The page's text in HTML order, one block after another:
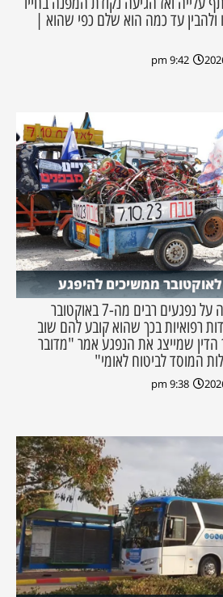
עד כמה הוא שלם כפי שהוא |
9:42 pm
המוסד לביטוח לאומי כופה על נפגעים רבים מה-7 באוקטובר
רפואיות בכך שהוא קובע להם שוב
הדין שמייצג את הנפגע אמר "מדובר
המוסד לביטוח לאומי"
9:38 pm